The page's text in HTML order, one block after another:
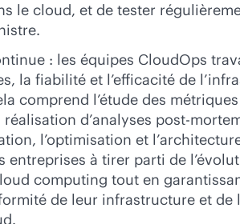
le cloud, et de tester
: les équipes CloudOps
la fiabilité et l’efficacité de
comprend l’étude des
d’analyses post-
l’optimisation et
entreprises à tirer parti de
computing tout en
de leur infrastructure et de